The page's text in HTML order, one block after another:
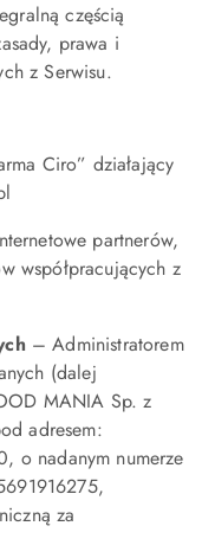
częścią
prawa i
z Serwisu.
Ciro” działający
partnerów,
współpracujących z
– Administratorem
(dalej
MANIA Sp. z
adresem:
o nadanym numerze
za